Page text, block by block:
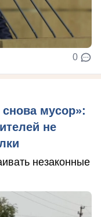
0
мусор»:
не
незаконные